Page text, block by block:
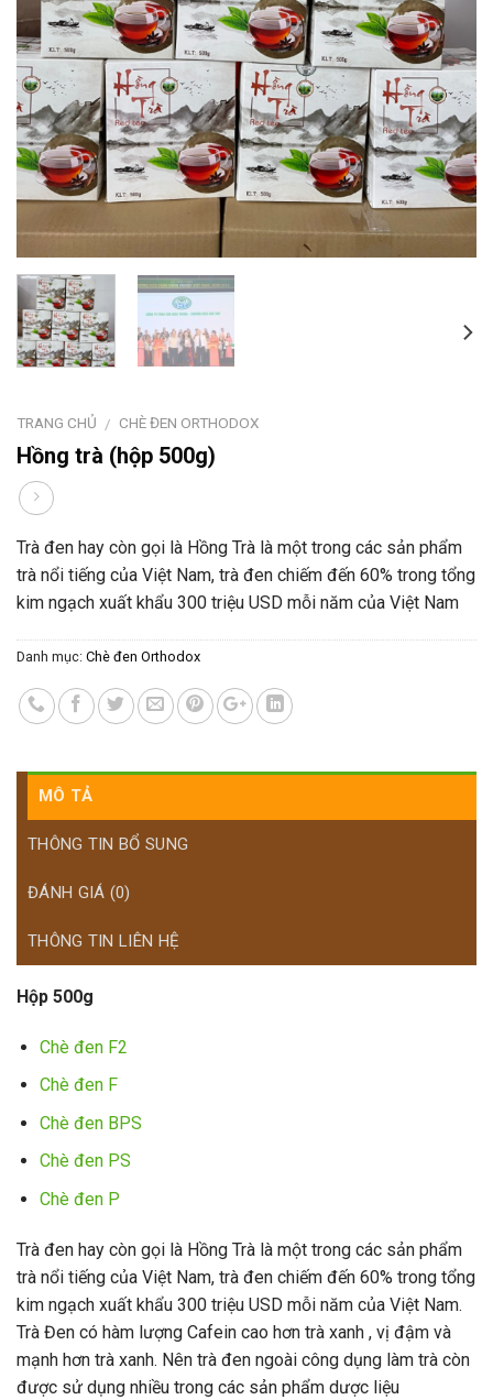
TRANG CHỦ / CHÈ ĐEN ORTHODOX
Hồng trà (hộp 500g)
Trà đen hay còn gọi là Hồng Trà là một trong các sản phẩm
trà nổi tiếng của Việt Nam, trà đen chiếm đến 60% trong tổng
kim ngạch xuất khẩu 300 triệu USD mỗi năm của Việt Nam
Danh mục: Chè đen Orthodox
MÔ TẢ
THÔNG TIN BỔ SUNG
ĐÁNH GIÁ (0)
THÔNG TIN LIÊN HỆ
Hộp 500g
Chè đen F2
Chè đen F
Chè đen BPS
Chè đen PS
Chè đen P
Trà đen hay còn gọi là Hồng Trà là một trong các sản phẩm
trà nổi tiếng của Việt Nam, trà đen chiếm đến 60% trong tổng
kim ngạch xuất khẩu 300 triệu USD mỗi năm của Việt Nam.
Trà Đen có hàm lượng Cafein cao hơn trà xanh , vị đậm và
mạnh hơn trà xanh. Nên trà đen ngoài công dụng làm trà còn
được sử dụng nhiều trong các sản phẩm dược liệu